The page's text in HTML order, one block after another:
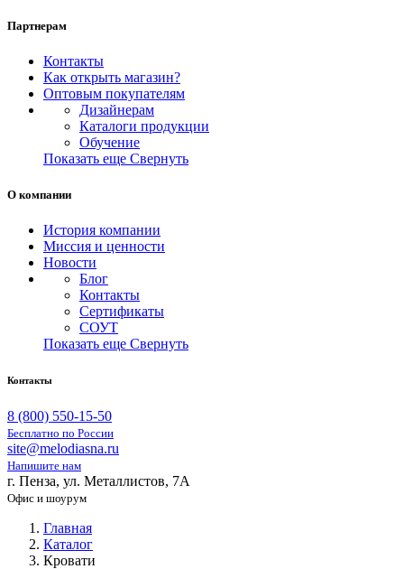
Партнерам
Контакты
Как открыть магазин?
Оптовым покупателям
Дизайнерам
Каталоги продукции
Обучение
Показать еще Свернуть
О компании
История компании
Миссия и ценности
Новости
Блог
Контакты
Сертификаты
СОУТ
Показать еще Свернуть
Контакты
8 (800) 550-15-50
Бесплатно по России
site@melodiasna.ru
Напишите нам
г. Пенза, ул. Металлистов, 7А
Офис и шоурум
Главная
Каталог
Кровати